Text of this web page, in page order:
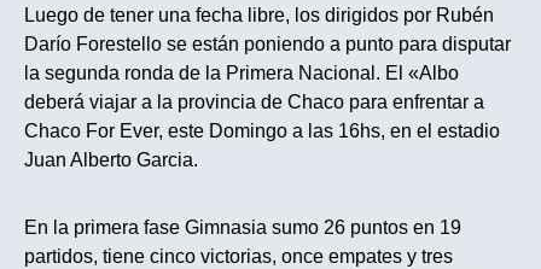
Luego de tener una fecha libre, los dirigidos por Rubén
Darío Forestello se están poniendo a punto para disputar
la segunda ronda de la Primera Nacional. El «Albo
deberá viajar a la provincia de Chaco para enfrentar a
Chaco For Ever, este Domingo a las 16hs, en el estadio
Juan Alberto Garcia.
En la primera fase Gimnasia sumo 26 puntos en 19
partidos, tiene cinco victorias, once empates y tres